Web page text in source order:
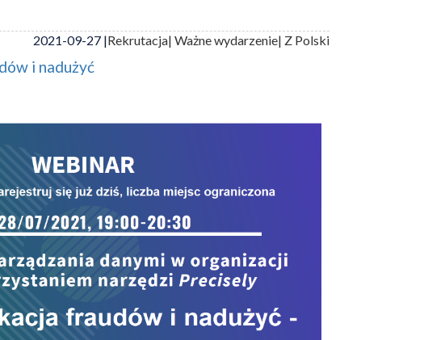
2021-09-27 |Rekrutacja| Ważne wydarzenie| Z Polski
i nadużyć